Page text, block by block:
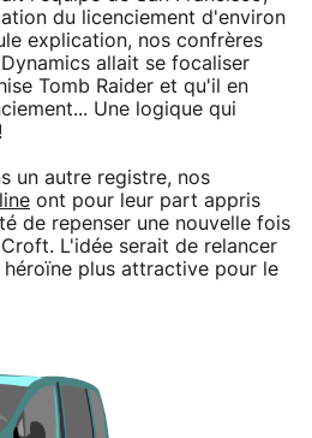
du licenciement d'environ
explication, nos confrères
allait se focaliser
Tomb Raider et qu'il en
Une logique qui
un autre registre, nos
ont pour leur part appris
de repenser une nouvelle fois
L'idée serait de relancer
héroïne plus attractive pour le